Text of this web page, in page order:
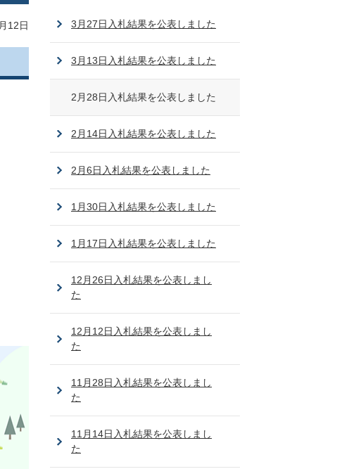
12日 3月27日入札結果を公表しました
3月13日入札結果を公表しました
2月28日入札結果を公表しました
2月14日入札結果を公表しました
2月6日入札結果を公表しました
1月30日入札結果を公表しました
1月17日入札結果を公表しました
12月26日入札結果を公表しまし
た
12月12日入札結果を公表しまし
た
11月28日入札結果を公表しまし
た
11月14日入札結果を公表しまし
た